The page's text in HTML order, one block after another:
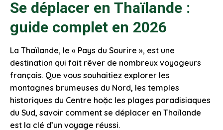
Se déplacer en Thaïlande :
guide complet en 2026
La Thaïlande, le « Pays du Sourire », est une
destination qui fait rêver de nombreux voyageurs
français. Que vous souhaitiez explorer les
montagnes brumeuses du Nord, les temples
historiques du Centre hoặc les plages paradisiaques
du Sud, savoir comment se déplacer en Thaïlande
est la clé d’un voyage réussi.